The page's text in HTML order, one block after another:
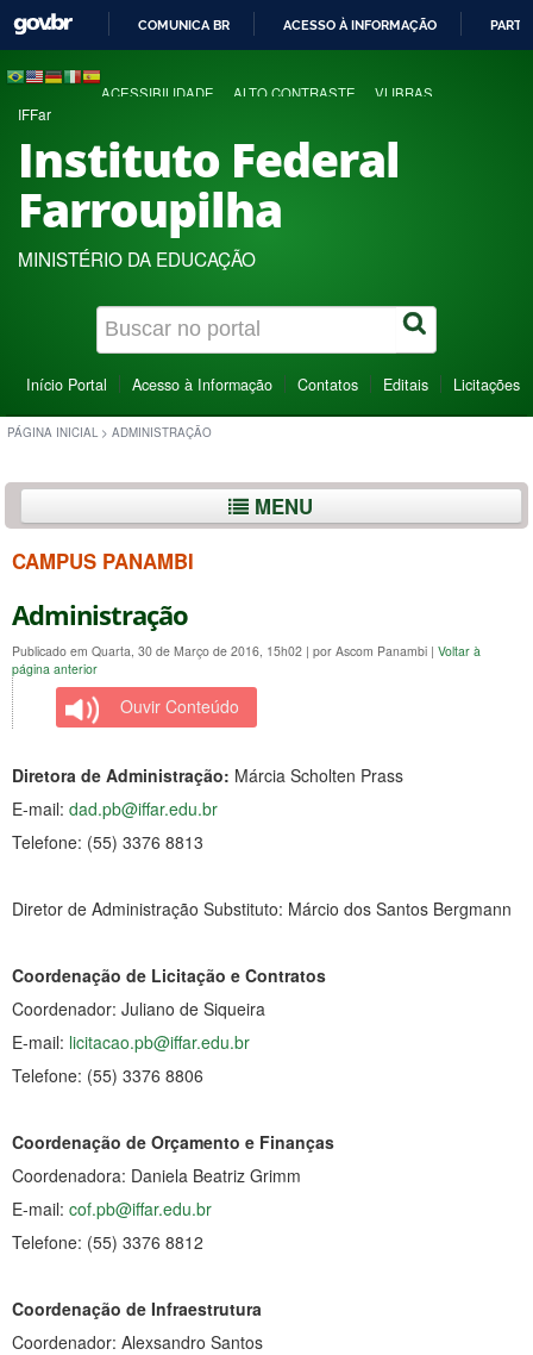
COMUNICA BR ACESSO À INFORMAÇÃO
ACESSIBILIDADE ALTO CONTRASTE VLIBRAS
IFFar
Instituto Federal
Farroupilha
MINISTÉRIO DA EDUCAÇÃO
Início Portal Acesso à Informação Contatos Editais Licitações
PÁGINA INICIAL > ADMINISTRAÇÃO
MENU
CAMPUS PANAMBI
Administração
Publicado em Quarta, 30 de Março de 2016, 15h02 | por Ascom Panambi | Voltar à
página anterior
Ouvir Conteúdo
Diretora de Administração: Márcia Scholten Prass
E-mail: dad.pb@iffar.edu.br
Telefone: (55) 3376 8813
Diretor de Administração Substituto: Márcio dos Santos Bergmann
Coordenação de Licitação e Contratos
Coordenador: Juliano de Siqueira
E-mail: licitacao.pb@iffar.edu.br
Telefone: (55) 3376 8806
Coordenação de Orçamento e Finanças
Coordenadora: Daniela Beatriz Grimm
E-mail: cof.pb@iffar.edu.br
Telefone: (55) 3376 8812
Coordenação de Infraestrutura
Coordenador: Alexsandro Santos